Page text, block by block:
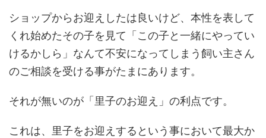
ショップからお迎えしたは良いけど、本性を表して
くれ始めたその子を見て「この子と一緒にやってい
けるかしら」なんて不安になってしまう飼い主さん
のご相談を受ける事がたまにあります。
それが無いのが「里子のお迎え」の利点です。
これは、里子をお迎えするという事において最大か